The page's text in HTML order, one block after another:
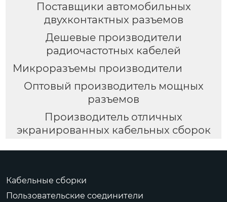
Поставщики автомобильных
двухконтактных разъемов
Дешевые производители
радиочастотных кабелей
Микроразъемы производители
Оптовый производитель мощных
разъемов
Производитель отличных
экранированных кабельных сборок
Кабельные сборки
Пользовательские соединители